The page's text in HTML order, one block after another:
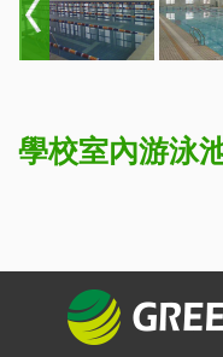
學校室內游泳